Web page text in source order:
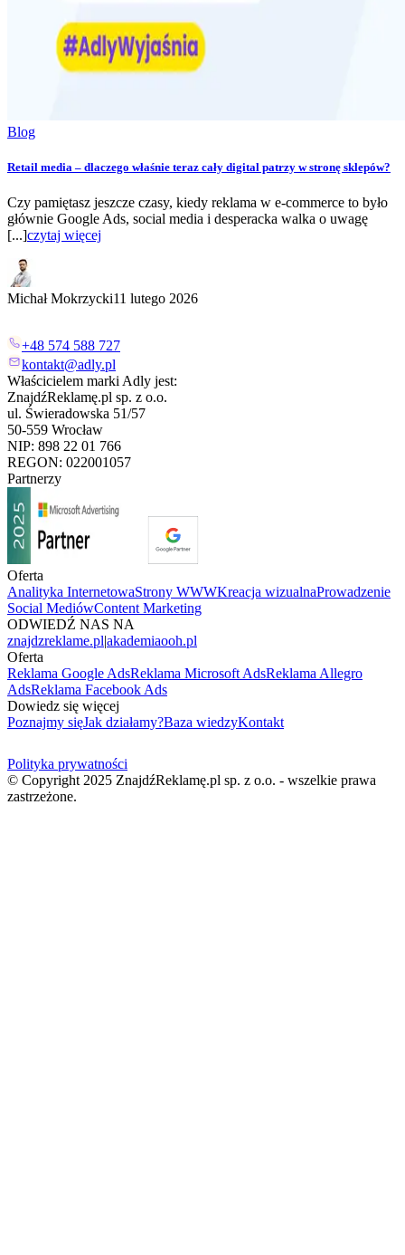
Blog
Retail media – dlaczego właśnie teraz cały digital patrzy w stronę sklepów?
Czy pamiętasz jeszcze czasy, kiedy reklama w e-commerce to było
głównie Google Ads, social media i desperacka walka o uwagę
[...]czytaj więcej
Michał Mokrzycki11 lutego 2026
+48 574 588 727
kontakt@adly.pl
Właścicielem marki Adly jest:
ZnajdźReklamę.pl sp. z o.o.
ul. Świeradowska 51/57
50-559 Wrocław
NIP: 898 22 01 766
REGON: 022001057
Partnerzy
Oferta
Analityka InternetowaStrony WWWKreacja wizualnaProwadzenie
Social MediówContent Marketing
ODWIEDŹ NAS NA
znajdzreklame.pl|akademiaooh.pl
Oferta
Reklama Google AdsReklama Microsoft AdsReklama Allegro
AdsReklama Facebook Ads
Dowiedz się więcej
Poznajmy sięJak działamy?Baza wiedzyKontakt
Polityka prywatności
© Copyright 2025 ZnajdźReklamę.pl sp. z o.o. - wszelkie prawa
zastrzeżone.